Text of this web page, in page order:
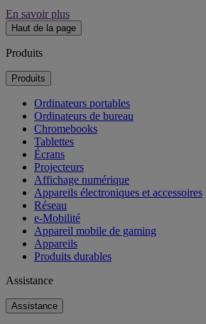
En savoir plus
Haut de la page
Produits
Produits
Ordinateurs portables
Ordinateurs de bureau
Chromebooks
Tablettes
Écrans
Projecteurs
Affichage numérique
Appareils électroniques et accessoires
Réseau
e-Mobilité
Appareil mobile de gaming
Appareils
Produits durables
Assistance
Assistance